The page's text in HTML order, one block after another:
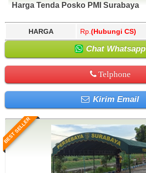
Harga Tenda Posko PMI Surabaya
HARGA Rp. (Hubungi CS)
Chat Whatsapp
Telphone
Kirim Email
BEST SELLER